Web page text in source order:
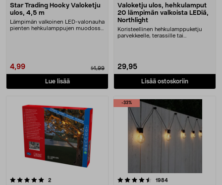
Star Trading Hooky Valoketju
ulos, 4,5 m
Lämpimän valkoinen LED-valonauha
pienten hehkulamppujen muodossa.
4,99 14,99
Lue lisää
Valoketju ulos, hehkulamput
20 lämpimän valkoista LEDiä,
Northlight
Koristeellinen hehkulamppuketju
parvekkeelle, terassille tai
29,95
Lisää ostoskoriin
2arvostelut
-33%
4.5 viidestä tähdestä 1984arvostelut